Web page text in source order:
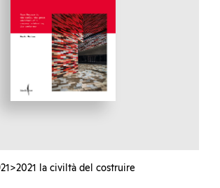
la civiltà del costruire